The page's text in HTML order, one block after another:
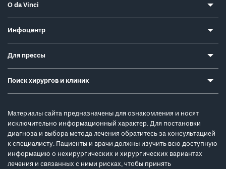
О da Vinci
Инфоцентр
Для прессы
Поиск хирургов и клиник
Материалы сайта предназначены для ознакомления и носят
исключительно информационный характер. Для постановки
диагноза и выбора метода лечения обратитесь за консультацией
к специалисту. Пациенты и врачи должны изучить всю доступную
информацию о нехирургических и хирургических вариантах
лечения и связанных с ними рисках, чтобы принять